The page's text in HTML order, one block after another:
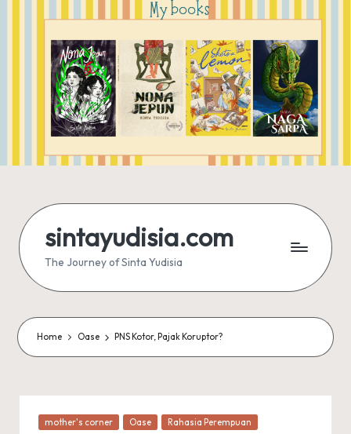
sintayudisia.com
The Journey of Sinta Yudisia
Home Oase PNS Kotor, Pajak Koruptor?
Posted
mother's corner Oase Rahasia Perempuan